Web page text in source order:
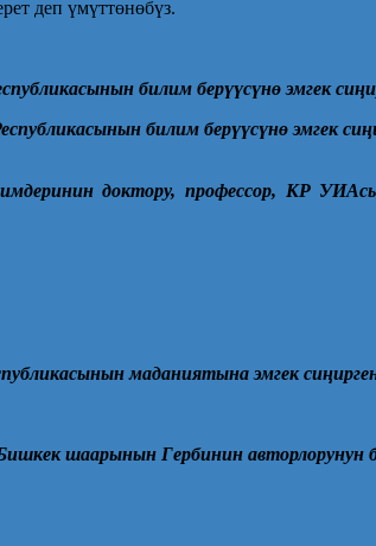
деп үмүттөнөбүз.
билим берүүсүнөэмгек сиң
билим берүүсүнөэмгек сиң
доктору, профессор, КР
маданиятына эмгек сиң
шаарынын Гербинин авторлорунун